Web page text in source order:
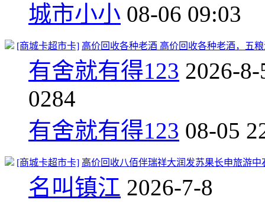
城市小小 08-06 09:03
[商城卡超市卡] 高价回收各种老酒 高价回收各种老酒，五
有舍就有得123 2026-8-
0284
有舍就有得123 08-05
[商城卡超市卡] 高价回收八佰伴瑞祥大润发苏果长申旅游中
名叫镇江 2026-7-8